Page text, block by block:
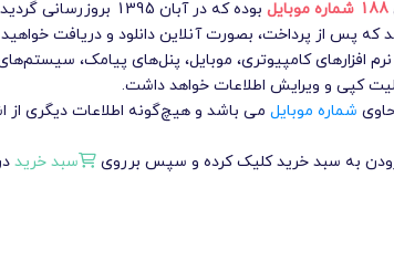
188 شماره موبایل
بوده که در آبان 1395 بروزرسانی گردیده است.
28,000 تومان می باشد که پس از پرداخت، بصورت آنلاین دانلود و دریافت
افزارهای کامپیوتری، موبایل، پنل‌های پیامک، سیستم‌های
کپی و ویرایش اطلاعات خواهد داشت.
شماره موبایل می باشد و هیچ‌گونه اطلاعات دیگری
به سبد خرید کلیک کرده و سپس برروی
سبد خرید